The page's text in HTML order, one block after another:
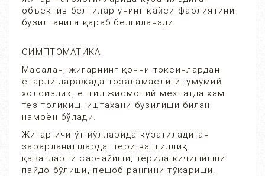
объектив белгилар унинг қайси фаолиятини
бузилганига қараб белгиланади.
СИМПТОМАТИКА
Масалан, жигарнинг қонни токсинлардан
етарли даражада тозаламаслиги: умумий
холсизлик, енгил жисмоний мехнатда хам
тез толиқиш, иштахани бузилиши билан
намоён бўлади.
Жигар ичи ўт йўлларида кузатиладиган
зарарланишларда: тери ва шиллиқ
қаватларни сарғайиши, терида қичишишни
пайдо бўлиши, пешоб рангини тўқариши,